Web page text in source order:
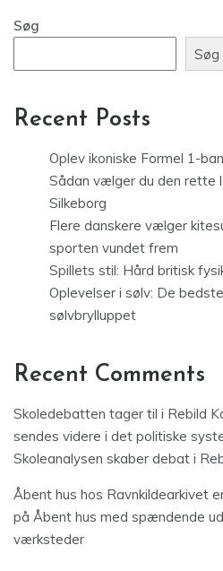
Søg
Søg
Recent Posts
Oplev ikoniske Formel 1-
Sådan vælger du den rette
Silkeborg
Flere danskere vælger
sporten vundet frem
Spillets stil: Hård britisk
Oplevelser i sølv: De
sølvbrylluppet
Recent Comments
Skoledebatten tager til i Rebild
sendes videre i det politiske
Skoleanalysen skaber debat i
Åbent hus hos Ravnkildearkivet
på Åbent hus med spændende
værksteder